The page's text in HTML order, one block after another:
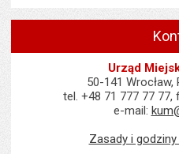
Urząd
50-141 Wrocław,
tel. +48 71 777 77 77,
e-mail:
Zasady i